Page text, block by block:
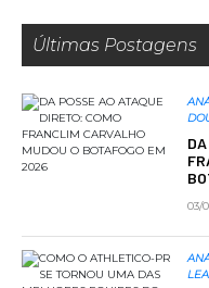
Últimas Postagens
03/